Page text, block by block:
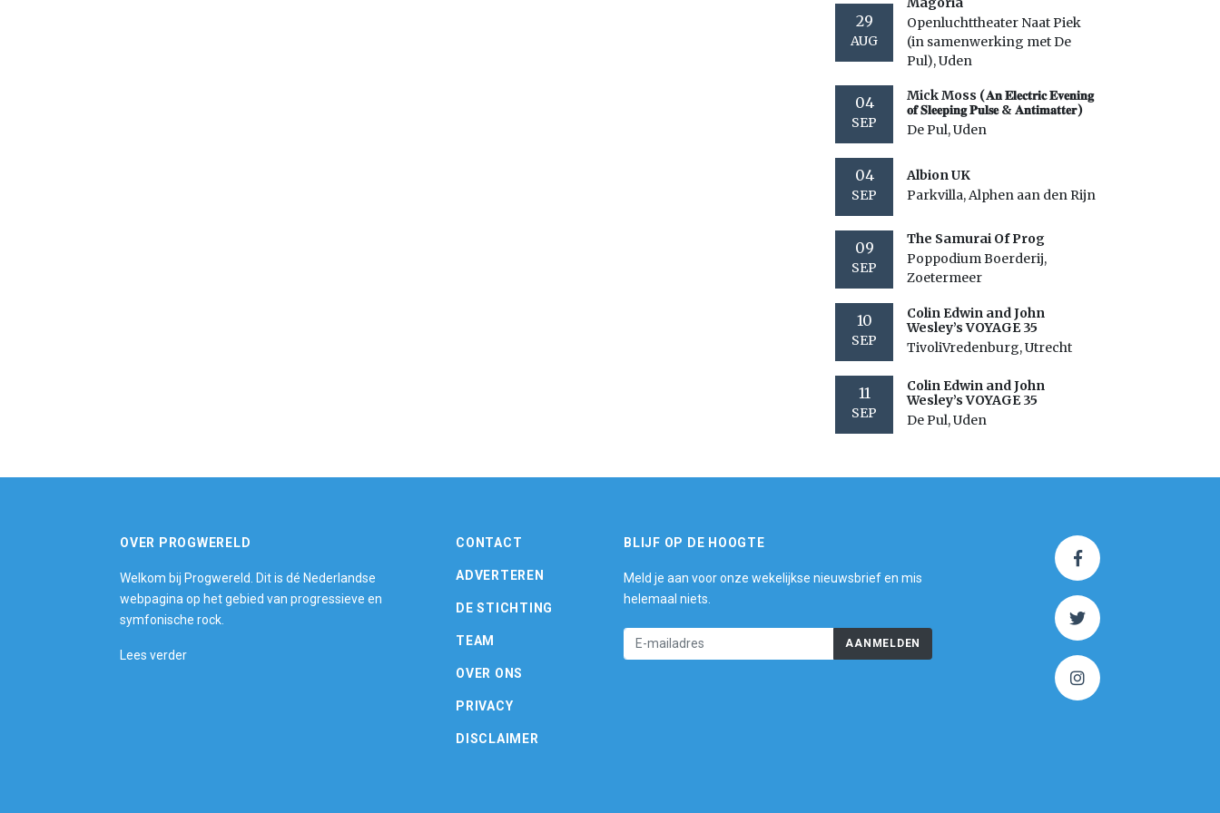
29
AUG
Openluchttheater Naat Piek
(in samenwerking met De
Pul), Uden
04
SEP
Mick Moss (𝐀𝐧 𝐄𝐥𝐞𝐜𝐭𝐫𝐢𝐜 𝐄𝐯𝐞𝐧𝐢𝐧𝐠
𝐨𝐟 𝐒𝐥𝐞𝐞𝐩𝐢𝐧𝐠 𝐏𝐮𝐥𝐬𝐞 & 𝐀𝐧𝐭𝐢𝐦𝐚𝐭𝐭𝐞𝐫)
De Pul, Uden
04
SEP
Albion UK
Parkvilla, Alphen aan den Rijn
09
SEP
The Samurai Of Prog
Poppodium Boerderij,
Zoetermeer
10
SEP
Colin Edwin and John
Wesley’s VOYAGE 35
TivoliVredenburg, Utrecht
11
SEP
Colin Edwin and John
Wesley’s VOYAGE 35
De Pul, Uden
OVER PROGWERELD
Welkom bij Progwereld. Dit is dé Nederlandse
webpagina op het gebied van progressieve en
symfonische rock.
Lees verder
CONTACT
ADVERTEREN
DE STICHTING
TEAM
OVER ONS
PRIVACY
DISCLAIMER
BLIJF OP DE HOOGTE
Meld je aan voor onze wekelijkse nieuwsbrief en mis
helemaal niets.
AANMELDEN